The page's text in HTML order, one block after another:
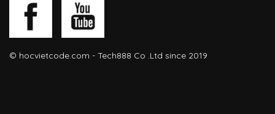
© hocvietcode.com - Tech888 Co .Ltd since 2019